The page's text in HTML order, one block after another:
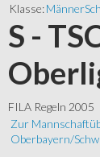
Klasse:Männer
S -
FILA Regeln 2005
Zur
Oberbayern/